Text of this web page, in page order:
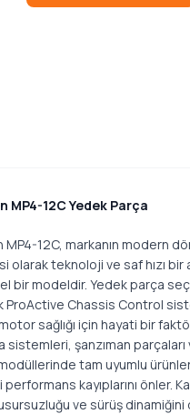
MP4-12C Yedek Parça
MP4-12C, markanın modern
olarak teknoloji ve saf hızı bir
bir modeldir. Yedek parça
ProActive Chassis Control
sağlığı için hayati bir
sistemleri, şanzıman
tam uyumlu
kayıplarını önler.
ve sürüş